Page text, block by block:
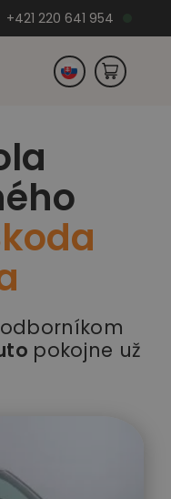
+421 220 641 954
pokojne už